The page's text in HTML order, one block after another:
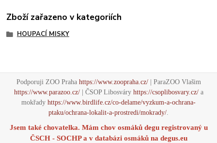
Zboží zařazeno v kategoriích
HOUPACÍ MISKY
Podporuji ZOO Praha https://www.zoopraha.cz/| ParaZOO Vlašim
https://www.parazoo.cz/| ČSOP Libosváry https://csoplibosvary.cz/a
mokřady https://www.birdlife.cz/co-delame/vyzkum-a-ochrana-
ptaku/ochrana-lokalit-a-prostredi/mokrady/.
Jsem také chovatelka. Mám chov osmáků degu registrovaný u
ČSCH - SOCHP a v databázi osmáků na degus.eu